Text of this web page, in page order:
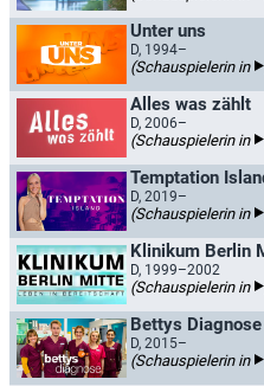
Unter uns
D, 1994–
(Schauspielerin in
Alles was zählt
D, 2006–
(Schauspielerin in
Temptation
D, 2019–
(Schauspielerin in
Klinikum Berlin
D, 1999–2002
(Schauspielerin in
Bettys Diagnose
D, 2015–
(Schauspielerin in